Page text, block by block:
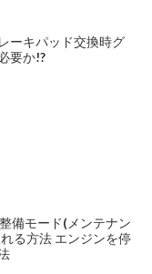
ーキパッド交換時グ
要か!?
備モード(メンテナン
る方法 エンジンを停